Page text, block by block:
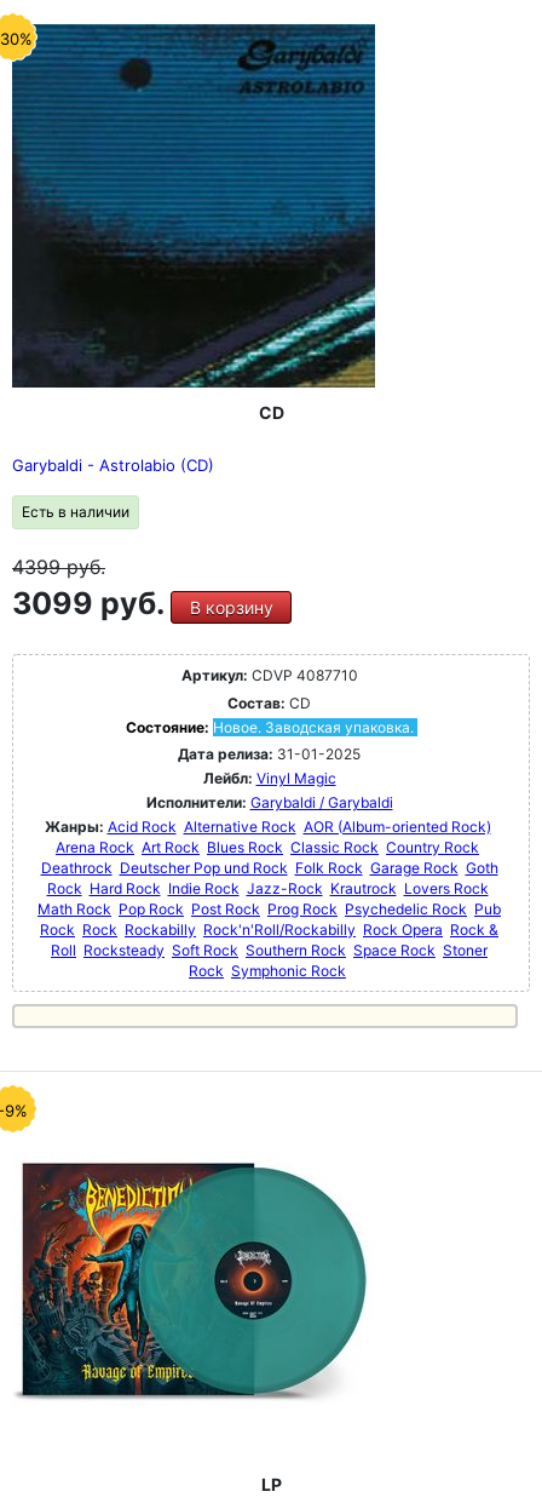
CD
Garybaldi - Astrolabio (CD)
Есть в наличии
4399руб.
3099 руб. В корзину
Артикул: CDVP 4087710
Состав: CD
Состояние: Новое. Заводская упаковка.
Дата релиза: 31-01-2025
Лейбл: Vinyl Magic
Исполнители: Garybaldi / Garybaldi
Жанры: Acid Rock Alternative Rock AOR (Album-oriented Rock)
Arena Rock Art Rock Blues Rock Classic Rock Country Rock
Deathrock Deutscher Pop und Rock Folk Rock Garage Rock Goth
Rock Hard Rock Indie Rock Jazz-Rock Krautrock Lovers Rock
Math Rock Pop Rock Post Rock Prog Rock Psychedelic Rock Pub
Rock Rock Rockabilly Rock'n'Roll/Rockabilly Rock Opera Rock &
Roll Rocksteady Soft Rock Southern Rock Space Rock Stoner
Rock Symphonic Rock
9%
LP